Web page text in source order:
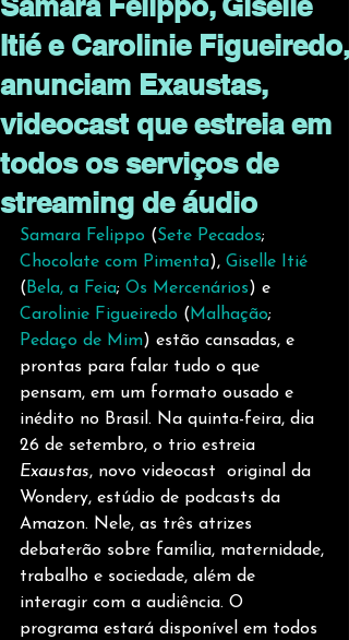
Itié e Carolinie Figueiredo,
anunciam Exaustas,
videocast que estreia em
todos os serviços de
streaming de áudio
Samara Felippo (Sete Pecados;
Chocolate com Pimenta), Giselle Itié
( Bela, a Feia; Os Mercenários) e
Carolinie Figueiredo ( Malhação;
Pedaço de Mim) estão cansadas, e
prontas para falar tudo o que
pensam, em um formato ousado e
inédito no Brasil. Na quinta-feira, dia
26 de setembro, o trio estreia
Exaustas, novo videocast  original da
Wondery, estúdio de podcasts da
Amazon. Nele, as três atrizes
debaterão sobre família, maternidade,
trabalho e sociedade, além de
interagir com a audiência. O
programa estará disponível em todos